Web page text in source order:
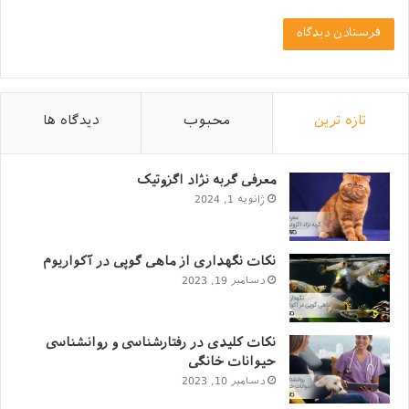
مجاز است؟
چه میوه‌ها و سبزیجاتی برای گربه ها مجاز است؟
لیست بلندبالایی از میوه ها و سبزیجات مناسب گربه ها
وجود دارد که شما می‌توانید بسته به سلیقه خود و صد البته
میل گربه دلبندتان از میان‌ آن‌ها مواردی را انتخاب و در رژیم
غذایی بگنجانید. خوب است بدانید سیستم گوارش گربه ها
برای هضم میوه و سبزیجات ساخته نشده است، از این رو،
تازه ترین محبوب دیدگاه ها
معرفی گربه نژاد اگزوتیک
ژانویه 1, 2024
نکات نگهداری از ماهی گوپی در آکواریوم
دسامبر 19, 2023
نکات کلیدی در رفتارشناسی و روانشناسی
حیوانات خانگی
دسامبر 10, 2023